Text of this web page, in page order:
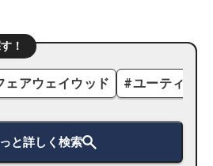
！
ェアウェイウッド #ユーティリ
と詳しく検索